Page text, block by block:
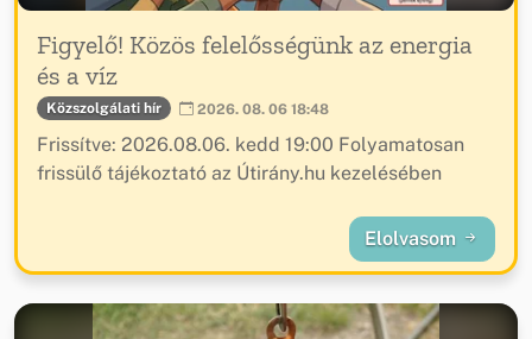
Figyelő! Közös felelősségünk az energia
és a víz
Közszolgálati hír 2026. 08. 06 18:48
Frissítve: 2026.08.06. kedd 19:00 Folyamatosan
frissülő tájékoztató az Útirány.hu kezelésében
Elolvasom